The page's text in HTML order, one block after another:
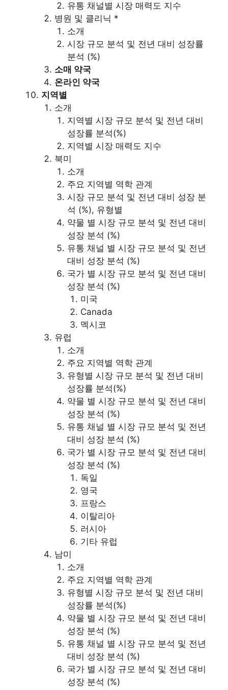
유통 채널별 시장 매력도 지수
병원 및 클리닉 *
소개
시장 규모 분석 및 전년 대비 성장률
분석 (%)
소매 약국
온라인 약국
지역별
소개
지역별 시장 규모 분석 및 전년 대비
성장률 분석(%)
지역별 시장 매력도 지수
북미
소개
주요 지역별 역학 관계
시장 규모 분석 및 전년 대비 성장 분
석 (%), 유형별
약물 별 시장 규모 분석 및 전년 대비
성장 분석 (%)
유통 채널 별 시장 규모 분석 및 전년
대비 성장 분석 (%)
국가 별 시장 규모 분석 및 전년 대비
성장 분석 (%)
미국
Canada
멕시코
유럽
소개
주요 지역별 역학 관계
유형별 시장 규모 분석 및 전년 대비
성장률 분석(%)
약물 별 시장 규모 분석 및 전년 대비
성장 분석 (%)
유통 채널 별 시장 규모 분석 및 전년
대비 성장 분석 (%)
국가 별 시장 규모 분석 및 전년 대비
성장 분석 (%)
독일
영국
프랑스
이탈리아
러시아
기타 유럽
남미
소개
주요 지역별 역학 관계
유형별 시장 규모 분석 및 전년 대비
성장률 분석(%)
약물 별 시장 규모 분석 및 전년 대비
성장 분석 (%)
유통 채널 별 시장 규모 분석 및 전년
대비 성장 분석 (%)
국가 별 시장 규모 분석 및 전년 대비
성장 분석 (%)